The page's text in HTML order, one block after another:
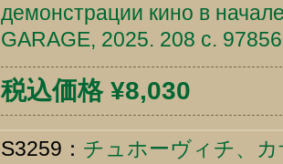
демонстрации кино в
GARAGE, 2025. 208 c.
税込価格 ¥8,030
S3259： チュホーヴィチ、